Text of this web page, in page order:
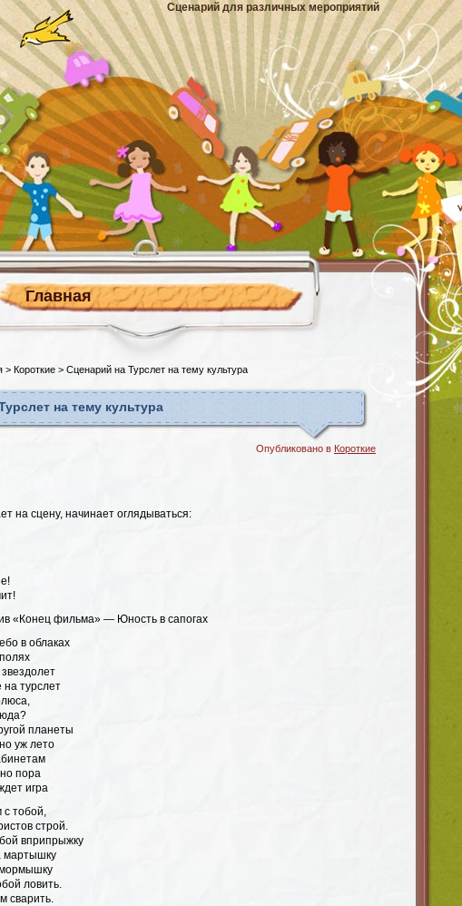
Сценарий для различных мероприятий
Главная
> Короткие > Сценарий на Турслет на тему культура
на тему культура
Опубликовано в Короткие
на сцену, начинает оглядываться:
«Конец фильма» — Юность в сапогах
в облаках
на турслет
планеты
уж лето
пора
игра
с тобой,
строй.
вприпрыжку
мартышку
ловить.
сварить.